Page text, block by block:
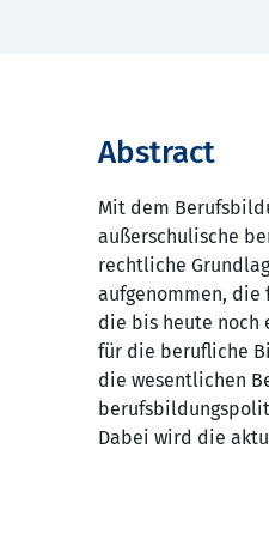
Abstract
Mit dem
außerschulische
rechtliche
aufgenommen, die
die bis heute noch
für die berufliche
die wesentlichen
Dabei wird die